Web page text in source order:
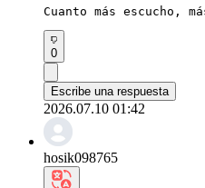
Cuanto más escucho,
0
Escribe una respuesta
2026.07.10 01:42
hosik098765